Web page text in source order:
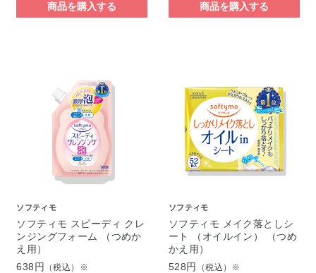
商品を購入する 商品を購入する
ソフティモ
ソフティモ スピーディ クレ
ンジングフォーム （つめか
え用）
638円
（税込）※
ソフティモ
ソフティモ メイク落としシ
ート （オイルイン） （つめ
かえ用）
528円
（税込）※